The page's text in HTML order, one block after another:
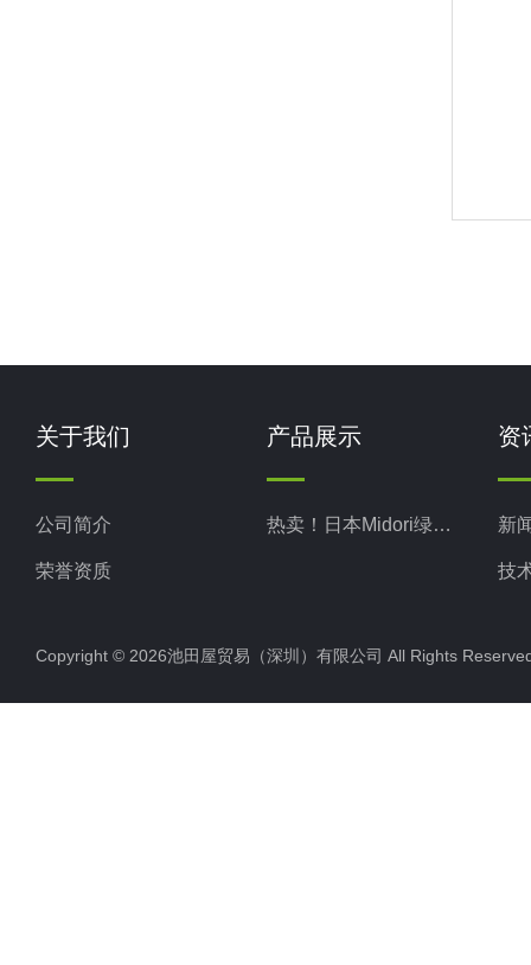
关于我们
公司简介
荣誉资质
产品展示
热卖！日本Midori绿测器
资
新
技
Copyright © 2026池田屋贸易（深圳）有限公司 All Rights